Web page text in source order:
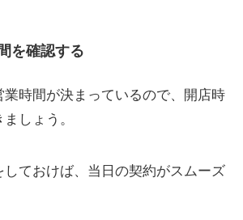
を確認する
時間が決まっているので、開店時
しょう。
ておけば、当日の契約がスムーズ